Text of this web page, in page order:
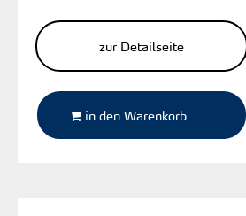
zur Detailseite
in den Warenkorb